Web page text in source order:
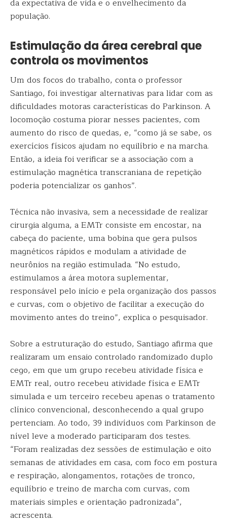
da expectativa de vida e o envelhecimento da
população.
Estimulação da área cerebral que
controla os movimentos
Um dos focos do trabalho, conta o professor
Santiago, foi investigar alternativas para lidar com as
dificuldades motoras características do Parkinson. A
locomoção costuma piorar nesses pacientes, com
aumento do risco de quedas, e, “como já se sabe, os
exercícios físicos ajudam no equilíbrio e na marcha.
Então, a ideia foi verificar se a associação com a
estimulação magnética transcraniana de repetição
poderia potencializar os ganhos”.
Técnica não invasiva, sem a necessidade de realizar
cirurgia alguma, a EMTr consiste em encostar, na
cabeça do paciente, uma bobina que gera pulsos
magnéticos rápidos e modulam a atividade de
neurônios na região estimulada. “No estudo,
estimulamos a área motora suplementar,
responsável pelo início e pela organização dos passos
e curvas, com o objetivo de facilitar a execução do
movimento antes do treino”, explica o pesquisador.
Sobre a estruturação do estudo, Santiago afirma que
realizaram um ensaio controlado randomizado duplo
cego, em que um grupo recebeu atividade física e
EMTr real, outro recebeu atividade física e EMTr
simulada e um terceiro recebeu apenas o tratamento
clínico convencional, desconhecendo a qual grupo
pertenciam. Ao todo, 39 indivíduos com Parkinson de
nível leve a moderado participaram dos testes.
“Foram realizadas dez sessões de estimulação e oito
semanas de atividades em casa, com foco em postura
e respiração, alongamentos, rotações de tronco,
equilíbrio e treino de marcha com curvas, com
materiais simples e orientação padronizada”,
acrescenta.